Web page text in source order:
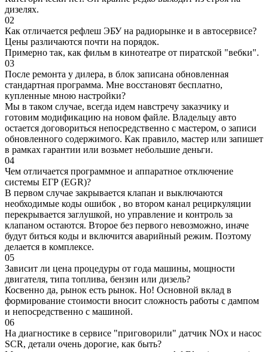
дизелях.
02
Как отличается рефлеш ЭБУ на радиорынке и в автосервисе?
Цены различаются почти на порядок.
Примерно так, как фильм в кинотеатре от пиратской "вебки".
03
После ремонта у дилера, в блок записана обновленная
стандартная программа. Мне восстановят бесплатно,
купленные мною настройки?
Мы в таком случае, всегда идем навстречу заказчику и
готовим модификацию на новом файле. Владельцу авто
остается договориться непосредственно с мастером, о записи
обновленного содержимого. Как правило, мастер или запишет
в рамках гарантии или возьмет небольшие деньги.
04
Чем отличается программное и аппаратное отключение
системы ЕГР (EGR)?
В первом случае закрывается клапан и выключаются
необходимые коды ошибок , во втором канал рециркуляции
перекрывается заглушкой, но управление и контроль за
клапаном остаются. Второе без первого невозможно, иначе
будут биться коды и включится аварийный режим. Поэтому
делается в комплексе.
05
Зависит ли цена процедуры от года машины, мощности
двигателя, типа топлива, бензин или дизель?
Косвенно да, рынок есть рынок. Но! Основной вклад в
формирование стоимости вносит сложность работы с дампом
и непосредственно с машиной.
06
На диагностике в сервисе "приговорили" датчик NOx и насос
SCR, детали очень дорогие, как быть?